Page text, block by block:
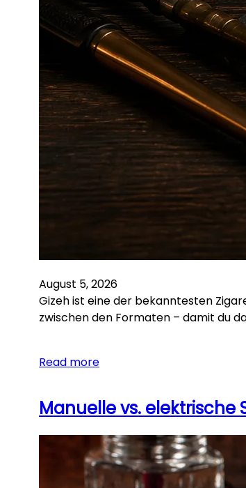
August 5, 2026
Gizeh ist eine der bekanntesten
zwischen den Formaten – damit du
Read more
Manuelle vs.